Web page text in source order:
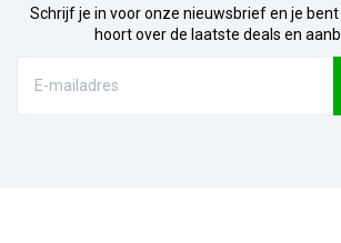
Schrijf je in voor onze nieuwsbrief en je
hoort over de laatste deals en
mailadres